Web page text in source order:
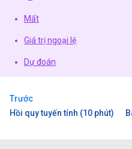
Mất
Giá trị ngoại lệ
Dự đoán
Trước
Hồi quy tuyến tính (10 phút)